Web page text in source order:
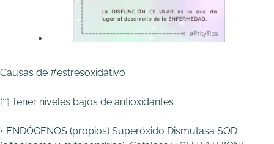
Causas de #estresoxidativo
⬚ Tener niveles bajos de antioxidantes
• ENDÓGENOS (propios) Superóxido Dismutasa SOD